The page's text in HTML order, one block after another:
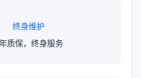
终身维护
质保，终身服务